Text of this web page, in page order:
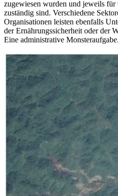
zugewiesen wurden und jeweils für
zuständig sind. Verschiedene
Organisationen leisten ebenfalls
der Ernährungssicherheit oder der
Eine administrative Monsteraufgabe.